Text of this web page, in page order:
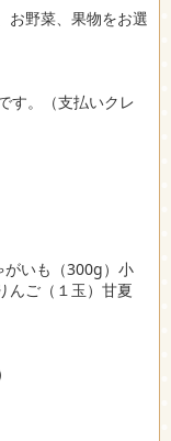
お野菜、果物をお選
す。（支払いクレ
がいも（300g）小
んご（１玉）甘夏